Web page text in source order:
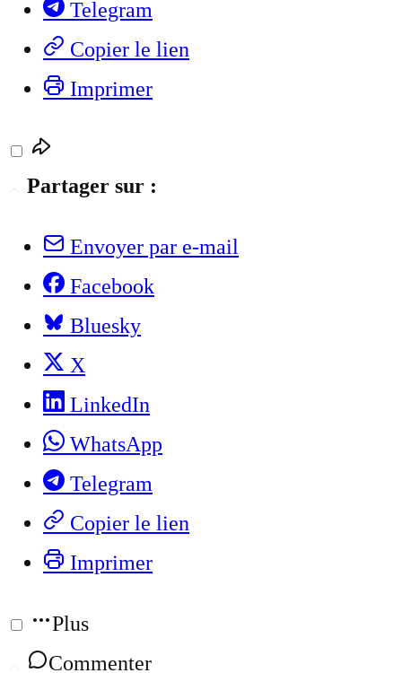
Telegram
Copier le lien
Imprimer
Partager sur :
Envoyer par e-mail
Facebook
Bluesky
X
LinkedIn
WhatsApp
Telegram
Copier le lien
Imprimer
Plus
Commenter